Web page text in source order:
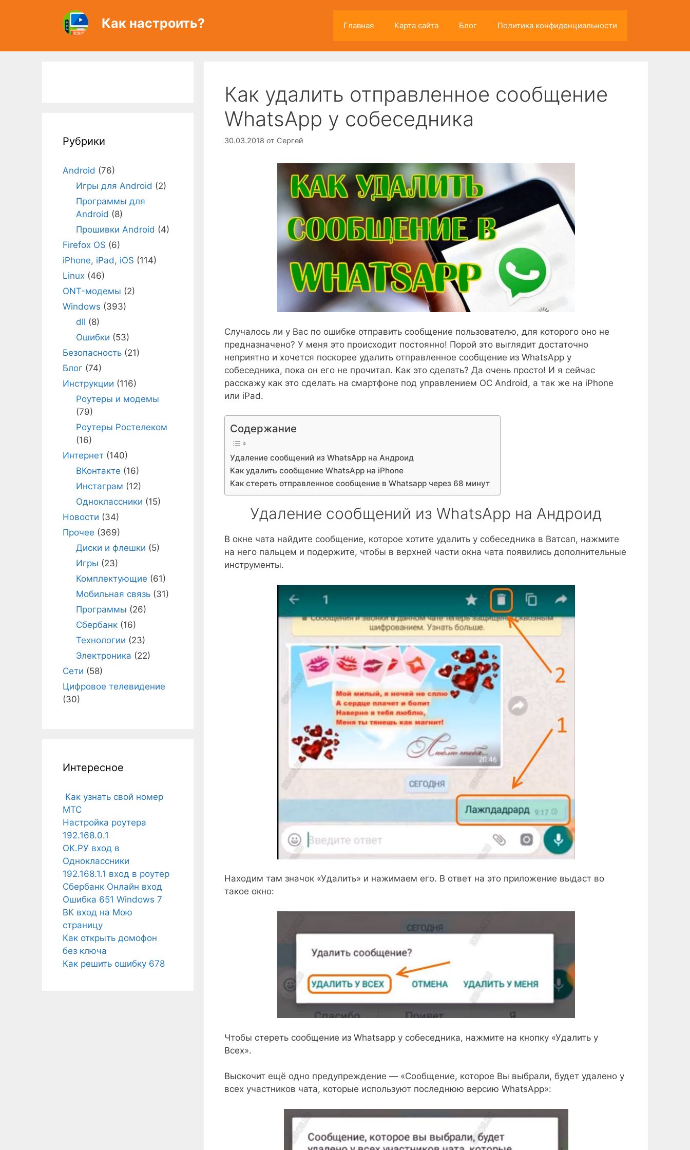
Как настроить? Главная Карта сайта Блог Политика конфиденциальности
Как удалить отправленное сообщение
WhatsApp у собеседника
30.03.2018 от Сергей
Случалось ли у Вас по ошибке отправить сообщение пользователю, для которого оно не
предназначено? У меня это происходит постоянно! Порой это выглядит достаточно
неприятно и хочется поскорее удалить отправленное сообщение из WhatsApp у
собеседника, пока он его не прочитал. Как это сделать? Да очень просто! И я сейчас
расскажу как это сделать на смартфоне под управлением ОС Android, а так же на iPhone
или iPad.
Содержание
Удаление сообщений из WhatsApp на Андроид
Как удалить сообщение WhatsApp на iPhone
Как стереть отправленное сообщение в Whatsapp через 68 минут
Удаление сообщений из WhatsApp на Андроид
В окне чата найдите сообщение, которое хотите удалить у собеседника в Ватсап, нажмите
на него пальцем и подержите, чтобы в верхней части окна чата появились дополнительные
инструменты.
Находим там значок «Удалить» и нажимаем его. В ответ на это приложение выдаст во
такое окно:
Чтобы стереть сообщение из Whatsapp у собеседника, нажмите на кнопку «Удалить у
Всех».
Выскочит ещё одно предупреждение — «Сообщение, которое Вы выбрали, будет удалено у
всех участников чата, которые используют последнюю версию WhatsApp»:
Рубрики
Android (76)
Игры для Android (2)
Программы для
Android (8)
Прошивки Android (4)
Firefox OS (6)
iPhone, iPad, iOS (114)
Linux (46)
ONT-модемы (2)
Windows (393)
dll (8)
Ошибки (53)
Безопасность (21)
Блог (74)
Инструкции (116)
Роутеры и модемы
(79)
Роутеры Ростелеком
(16)
Интернет (140)
ВКонтакте (16)
Инстаграм (12)
Одноклассники (15)
Новости (34)
Прочее (369)
Диски и флешки (5)
Игры (23)
Комплектующие (61)
Мобильная связь(31)
Программы (26)
Сбербанк(16)
Технологии (23)
Электроника (22)
Сети (58)
Цифровое телевидение
(30)
Интересное
Как узнать свой номер
МТС
Настройка роутера
192.168.0.1
ОК.РУ вход в
Одноклассники
192.168.1.1 вход в роутер
Сбербанк Онлайн вход
Ошибка 651 Windows 7
ВК вход на Мою
страницу
Как открыть домофон
без ключа
Как решить ошибку 678